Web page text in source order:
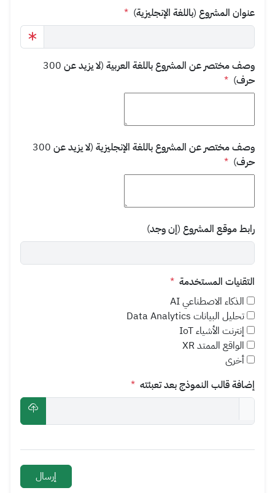
عنوان المشروع (باللغة الإنجليزية) *
وصف مختصر عن المشروع باللغة العربية (لا يزيد عن 300
حرف) *
وصف مختصر عن المشروع باللغة الإنجليزية (لا يزيد عن 300
حرف) *
رابط موقع المشروع (إن وجد)
التقنيات المستخدمة *
الذكاء الاصطناعي AI
تحليل البيانات Data Analytics
إنترنت الأشياء IoT
الواقع الممتد XR
أخرى
إضافة قالب النموذج بعد تعبئته *